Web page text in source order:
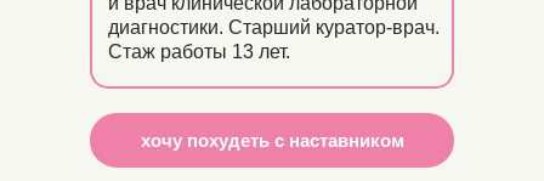
диагностики. Старший куратор-врач.
Стаж работы 13 лет.
хочу похудеть с наставником